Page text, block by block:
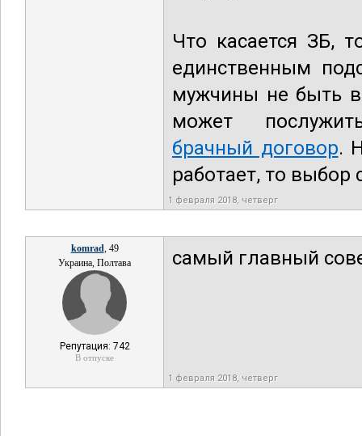
Что касается ЗБ,
единственным
мужчины не быть
может
брачный договор.
работает, то выбор
1 февраля 2018, четверг
komrad, 49
Украина, Полтава
Репутация: 742
В отпуске
самый главный
1 февраля 2018, четверг